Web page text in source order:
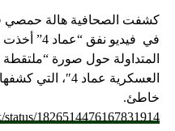
كشفت الصحافية هالة حمصي
في فيديو
نفق “عماد
المتداولة حول صورة
العسكرية عماد 4″،
خاطئ.
1826514476167831914